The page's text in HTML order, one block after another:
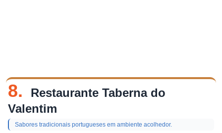
8.
Restaurante Taberna do
Valentim
Sabores tradicionais portugueses em ambiente acolhedor.